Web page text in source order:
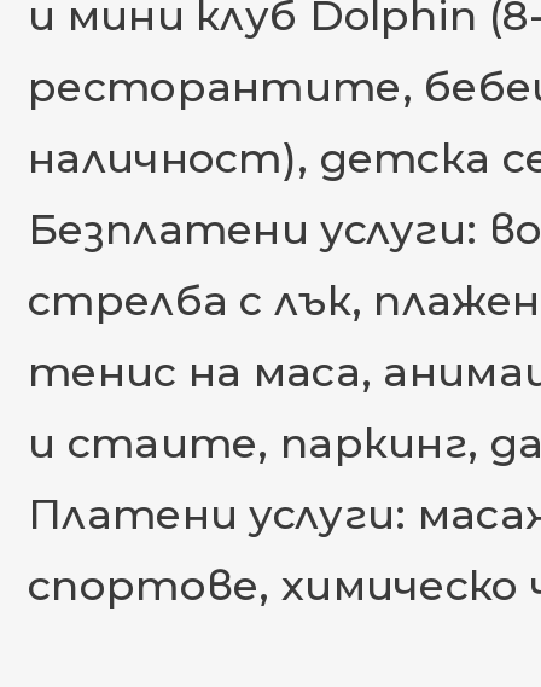
и мини клуб Dolphin
ресторантите,
наличност), детска
Безплатени услуги:
стрелба с лък,
тенис на маса,
и стаите, паркинг,
Платени услуги:
спортове, химическо